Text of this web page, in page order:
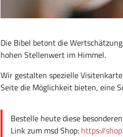
Die Bibel betont die
hohen Stellenwert im Himmel.
Wir gestalten spezielle
Seite die Möglichkeit bieten, eine
Bestelle heute diese
Link zum msd Shop: https://